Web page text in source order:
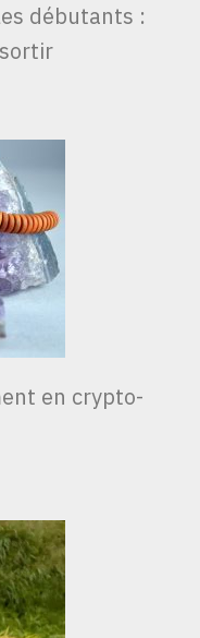
débutants :
en crypto-